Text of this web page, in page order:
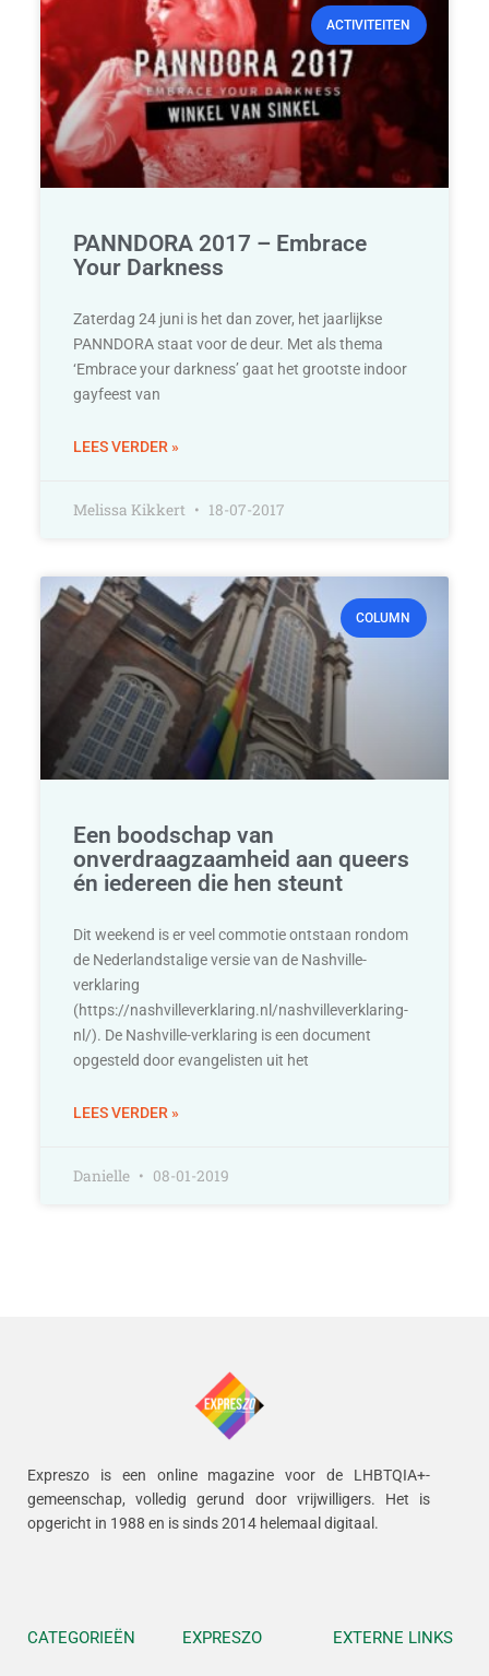
ACTIVITEITEN
PANNDORA 2017 – Embrace
Your Darkness
Zaterdag 24 juni is het dan zover, het jaarlijkse
PANNDORA staat voor de deur. Met als thema
‘Embrace your darkness’ gaat het grootste indoor
gayfeest van
LEES VERDER »
Melissa Kikkert 18-07-2017
COLUMN
Een boodschap van
onverdraagzaamheid aan queers
én iedereen die hen steunt
Dit weekend is er veel commotie ontstaan rondom
de Nederlandstalige versie van de Nashville-
verklaring
(https://nashvilleverklaring.nl/nashvilleverklaring-
nl/). De Nashville-verklaring is een document
opgesteld door evangelisten uit het
LEES VERDER »
Danielle 08-01-2019
Expreszo is een online magazine voor de LHBTQIA+-
gemeenschap, volledig gerund door vrijwilligers. Het is
opgericht in 1988 en is sinds 2014 helemaal digitaal.
CATEGORIEËN EXPRESZO EXTERNE LINKS